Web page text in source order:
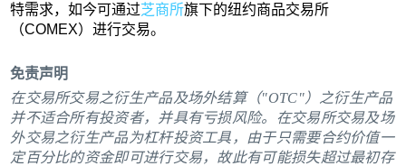
特需求，如今可通过芝商所旗下的纽约商品交易所
（COMEX）进行交易。
免责声明
在交易所交易之衍生产品及场外结算（"OTC"）之衍生产品
并不适合所有投资者，并具有亏损风险。在交易所交易及场
外交易之衍生产品为杠杆投资工具，由于只需要合约价值一
定百分比的资金即可进行交易，故此有可能损失超过最初存